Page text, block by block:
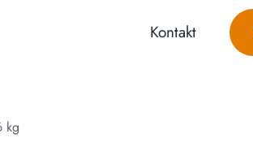
Kontakt
kg